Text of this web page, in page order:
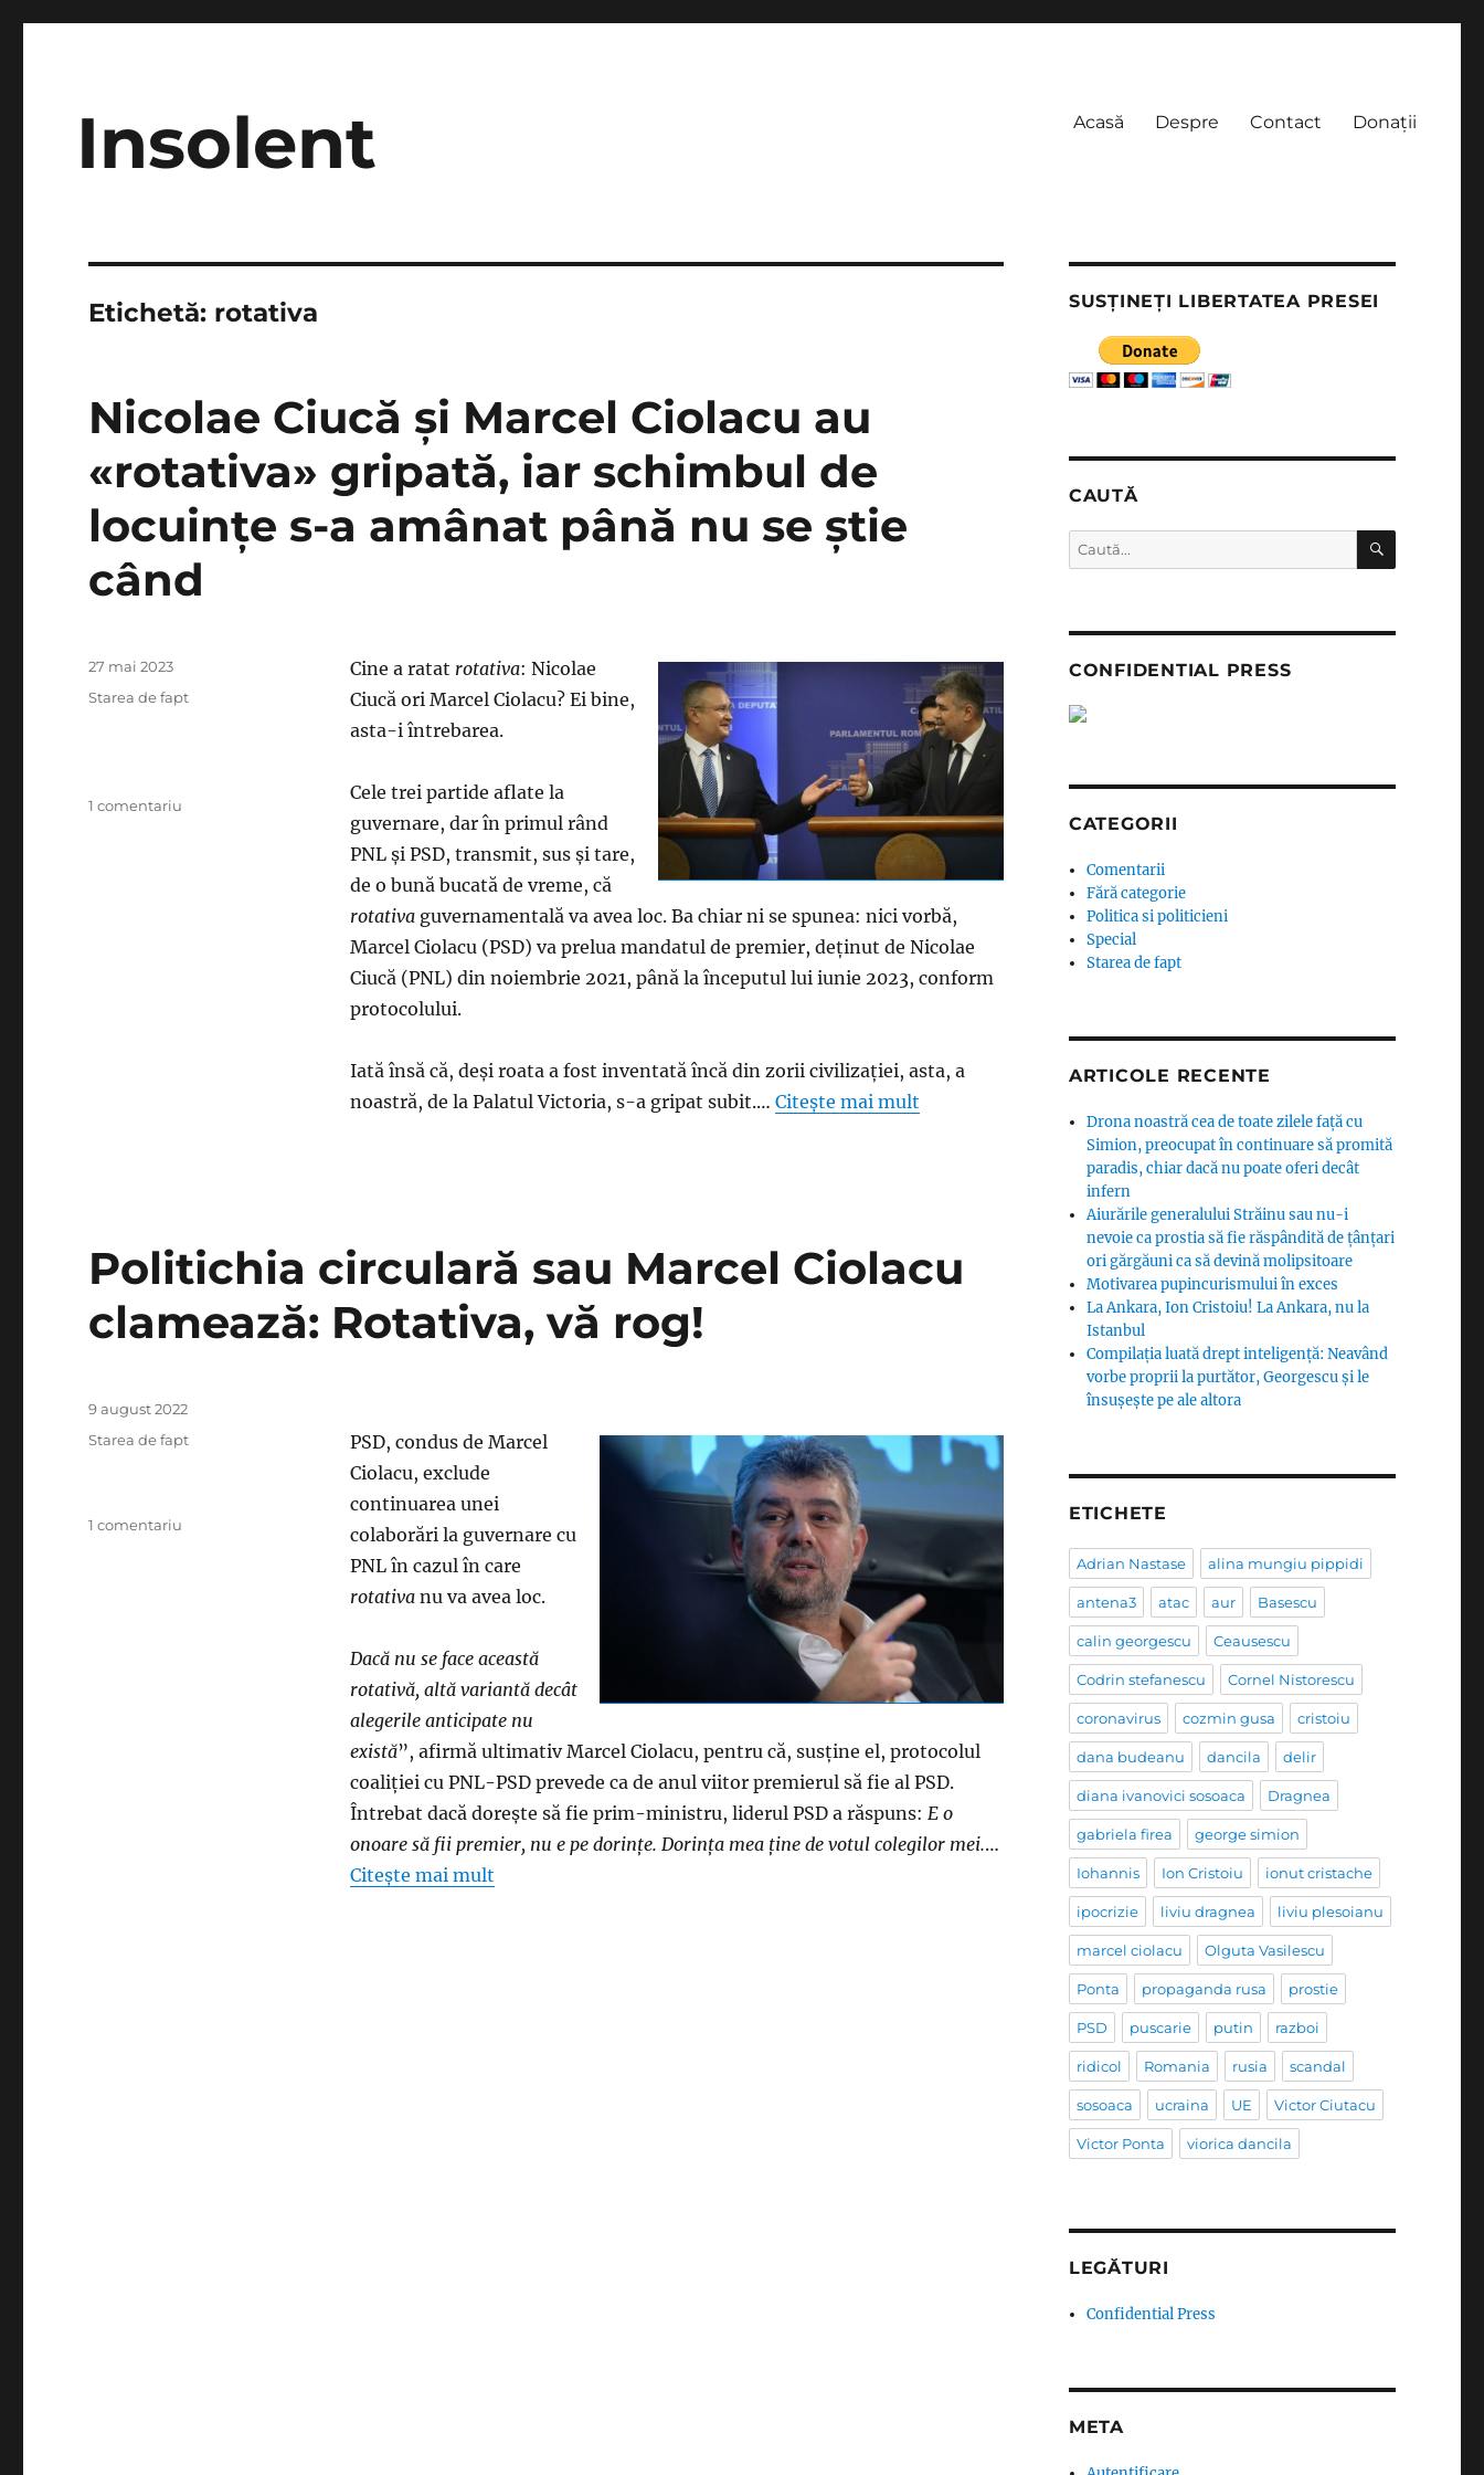
Insolent Acasă Despre Contact Donații
Etichetă: rotativa
Nicolae Ciucă şi Marcel Ciolacu au
«rotativa» gripată, iar schimbul de
locuinţe s-a amânat până nu se știe
când
Cine a ratat rotativa: Nicolae
Ciucă ori Marcel Ciolacu? Ei bine,
asta-i întrebarea.
Cele trei partide aflate la
guvernare, dar în primul rând
PNL şi PSD, transmit, sus şi tare,
de o bună bucată de vreme, că
rotativaguvernamentală va avea loc. Ba chiar ni se spunea: nici vorbă,
Marcel Ciolacu (PSD) va prelua mandatul de premier, deţinut de Nicolae
Ciucă (PNL) din noiembrie 2021, până la începutul lui iunie 2023, conform
protocolului.
Iată însă că, deşi roata a fost inventată încă din zorii civilizaţiei, asta, a
noastră, de la Palatul Victoria, s-a gripat subit.… Citește mai mult
Publicat
27 mai 2023
Categorii
Starea de fapt
1 comentariu
știe
când
Politichia circulară sau Marcel Ciolacu
clamează: Rotativa, vă rog!
PSD, condus de Marcel
Ciolacu, exclude
continuarea unei
colaborări la guvernare cu
PNL în cazul în care
rotativanu va avea loc.
Dacă nu se face această
rotativă, altă variantă decât
alegerile anticipate nu
există”, afirmă ultimativ Marcel Ciolacu, pentru că, susţine el, protocolul
coaliției cu PNL-PSD prevede ca de anul viitor premierul să fie al PSD.
Întrebat dacă doreşte să fie prim-ministru, liderul PSD a răspuns: E o
onoare să fii premier, nu e pe dorinţe. Dorinţa mea ţine de votul colegilor mei.…
Citește mai mult
Publicat
9 august 2022
Categorii
Starea de fapt
1 comentariu
SUSȚINEȚI LIBERTATEA PRESEI
CAUTĂ
Caută
după:
CĂUTARE
CONFIDENTIAL PRESS
CATEGORII
Comentarii
Fără categorie
Politica si politicieni
Special
Starea de fapt
ARTICOLE RECENTE
Drona noastră cea de toate zilele față cu
Simion, preocupat în continuare să promită
paradis, chiar dacă nu poate oferi decât
infern
Aiurările generalului Străinu sau nu-i
nevoie ca prostia să fie răspândită de țânțari
ori gărgăuni ca să devină molipsitoare
Motivarea pupincurismului în exces
La Ankara, Ion Cristoiu! La Ankara, nu la
Istanbul
Compilația luată drept inteligență: Neavând
vorbe proprii la purtător, Georgescu și le
însușește pe ale altora
ETICHETE
Adrian Nastase alina mungiu pippidi
antena3 atac aur Basescu
calin georgescu Ceausescu
Codrin stefanescu Cornel Nistorescu
coronavirus cozmin gusa cristoiu
dana budeanu dancila delir
diana ivanovici sosoaca Dragnea
gabriela firea george simion
Iohannis Ion Cristoiu ionut cristache
ipocrizie liviu dragnea liviu plesoianu
marcel ciolacu Olguta Vasilescu
Ponta propaganda rusa prostie
PSD puscarie putin razboi
ridicol Romania rusia scandal
sosoaca ucraina UE Victor Ciutacu
Victor Ponta viorica dancila
LEGĂTURI
Confidential Press
META